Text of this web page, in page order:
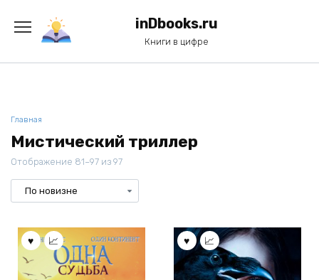
содержанию
inDbooks.ru
Книги в цифре
Главная
Мистический триллер
Отображение 81–97 из 97